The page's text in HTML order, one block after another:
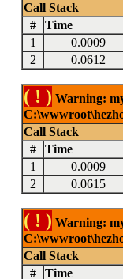
Call Stack
#
Time
1
0.0009
2
0.0612
( ! ) Warning:
Call Stack
#
Time
1
0.0009
2
0.0615
( ! ) Warning:
Call Stack
#
Time